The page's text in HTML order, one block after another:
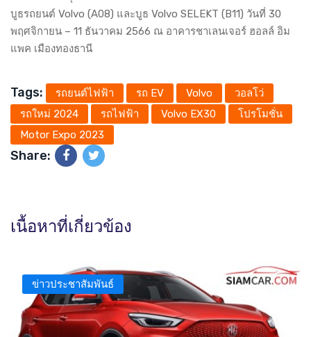
บูธรถยนต์ Volvo (A08) และบูธ Volvo SELEKT (B11) วันที่ 30
พฤศจิกายน – 11 ธันวาคม 2566 ณ อาคารชาเลนเจอร์ ฮอลล์ อิม
แพค เมืองทองธานี
Tags: รถยนต์ไฟฟ้า รถ EV Volvo
วอลโว่
รถใหม่ 2024
รถไฟฟ้า Volvo EX30
โปรโมชั่น
Motor Expo 2023
Share:
เนื้อหาที่เกี่ยวข้อง
ข่าวประชาสัมพันธ์